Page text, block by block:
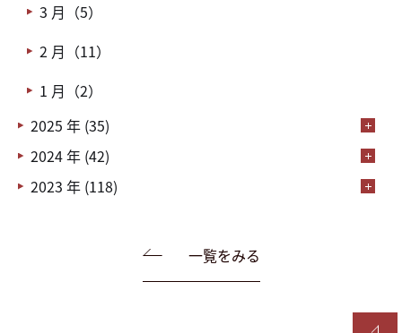
3 月（5）
2 月（11）
1 月（2）
2025 年 (35)
2024 年 (42)
2023 年 (118)
一覧をみる